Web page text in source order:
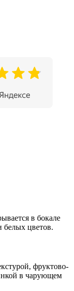
в бокале
белых цветов.
фруктово-
в чарующем